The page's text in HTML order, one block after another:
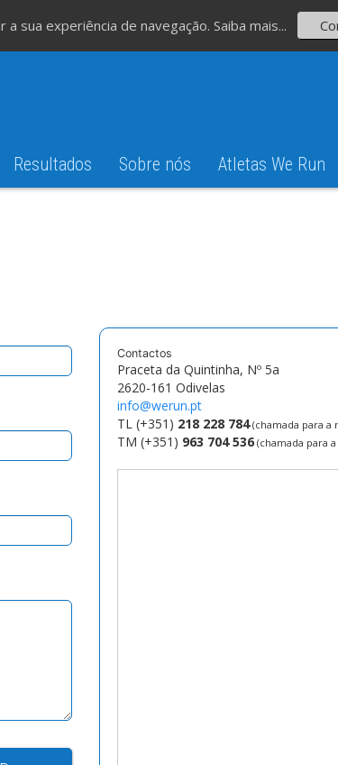
Resultados Sobre nós Atletas We Run
Contactos
Praceta da Quintinha, Nº 5a
2620-161 Odivelas
info@werun.pt
TL (+351) 218 228 784(chamada para a
TM (+351) 963 704 536 (chamada para
sua experiência de navegação. Saiba mais...